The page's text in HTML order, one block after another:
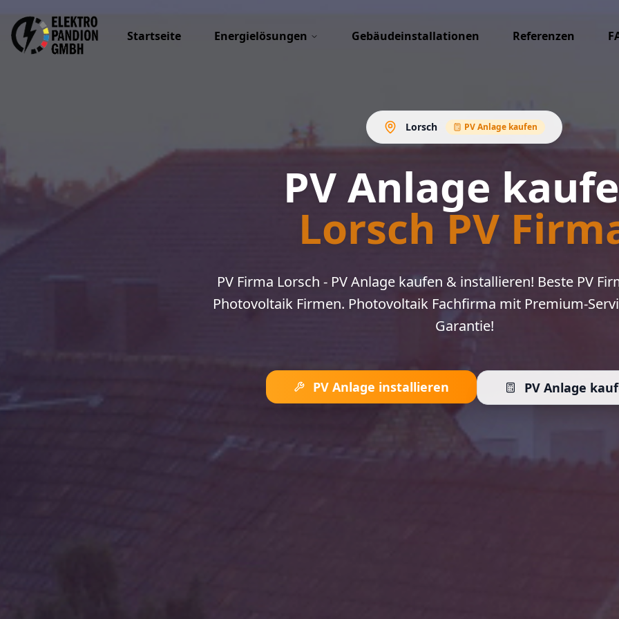
Startseite Energielösungen Gebäudeinstallationen Referenzen
Lorsch PV Anlage kaufen
PV Anlage
Lorsch PV
PV Firma Lorsch - PV Anlage kaufen & installieren! Beste PV
Photovoltaik Firmen. Photovoltaik Fachfirma mit Premium-
Garantie!
PV Anlage installieren PV Anlage